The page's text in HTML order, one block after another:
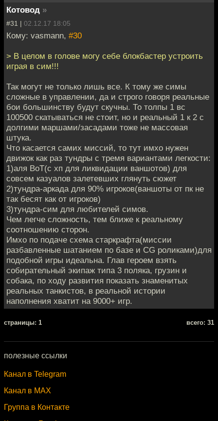
Котовод »
#31 | 02.12.17 18:05
Кому: vasmann, #30
> В целом в голове могу себе блокбастер устроить
играя в сим!!!
Так могут не только лишь все. К тому же симы
сложные в управлении, да и строго говоря реальные
бои большинству будут скучны. То толпы 1 вс
100500 скатываться не стоит, но и реальный 1 к 2 с
долгими маршами/засадами тоже не массовая
штука.
Что касается самих миссий, то тут имхо нужен
движок как раз тундры с тремя вариантами легкости:
1)аля ВоТ(с хп для ликвидации ваншотов) для
совсем казуалов залетевших глянуть сюжет
2)тундра-аркада для 90% игроков(ваншоты от пк не
так бесят как от игроков)
3)тундра-сим для любителей симов.
Чем легче сложность, тем ближе к реальному
соотношению сторон.
Имхо по подаче схема старкрафта(миссии
разбавленные шатанием по базе и CG роликами)для
подобной игры идеальна. Глав героем взять
собирательный экипаж типа 3 поляка, грузин и
собака, по ходу развития показать знаменитых
реальных танкистов, в реальной истории
наполнения хватит на 9000+ игр.
cтраницы: 1 всего: 31
полезные ссылки
Канал в Telegram
Канал в MAX
Группа в Контакте